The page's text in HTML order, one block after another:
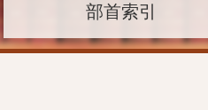
部首索引